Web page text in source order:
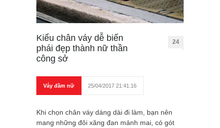
Kiểu chân váy dễ biến
phái đẹp thành nữ thần
công sở
24
Váy đầm nữ 25/04/2017 21:41:16
Khi chọn chân váy dáng dài đi làm, bạn nên
mang những đôi xăng đan mảnh mai, có gót